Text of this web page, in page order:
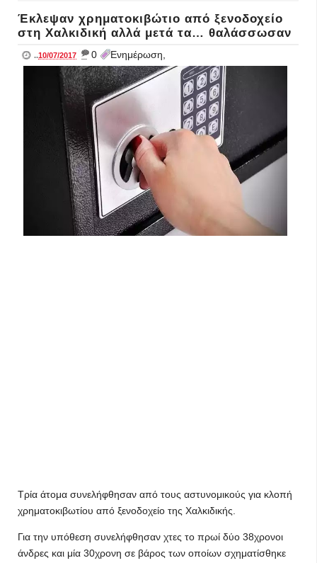
Έκλεψαν χρηματοκιβώτιο από ξενοδοχείο
στη Χαλκιδική αλλά μετά τα… θαλάσσωσαν
..10/07/2017 _ 0 Ενημέρωση,
Τρία άτομα συνελήφθησαν από τους αστυνομικούς για κλοπή
χρηματοκιβωτίου από ξενοδοχείο της Χαλκιδικής.
Για την υπόθεση συνελήφθησαν χτες το πρωί δύο 38χρονοι
άνδρες και μία 30χρονη σε βάρος των οποίων σχηματίσθηκε